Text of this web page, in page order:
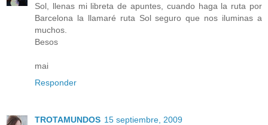
Sol, llenas mi libreta de apuntes, cuando haga la ruta por
Barcelona la llamaré ruta Sol seguro que nos iluminas a
muchos.
Besos
mai
Responder
TROTAMUNDOS 15 septiembre, 2009